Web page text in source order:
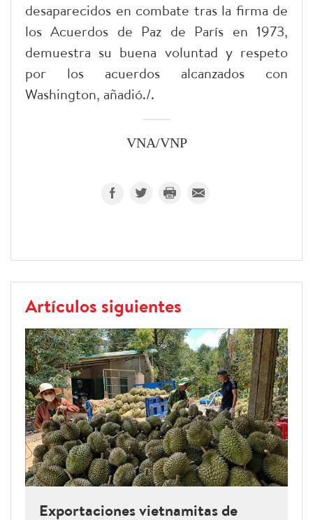
desaparecidos en combate tras la firma de
los Acuerdos de Paz de París en 1973,
demuestra su buena voluntad y respeto
por los acuerdos alcanzados con
Washington, añadió./.
VNA/VNP
Artículos siguientes
Exportaciones vietnamitas de